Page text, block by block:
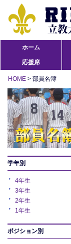
ホーム
応援席
HOME > 部員名簿
学年別
4年生
3年生
2年生
1年生
ポジション別